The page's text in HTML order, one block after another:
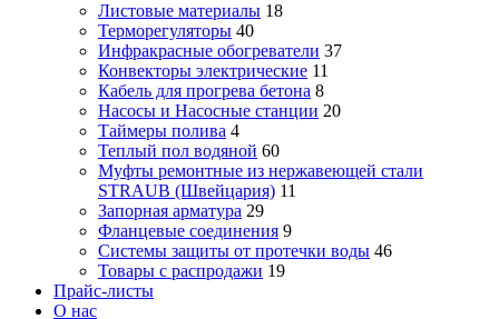
Листовые материалы 18
Терморегуляторы 40
Инфракрасные обогреватели 37
Конвекторы электрические 11
Кабель для прогрева бетона 8
Насосы и Насосные станции 20
Таймеры полива 4
Теплый пол водяной 60
Муфты ремонтные из нержавеющей стали
STRAUB (Швейцария) 11
Запорная арматура 29
Фланцевые соединения 9
Системы защиты от протечки воды 46
Товары с распродажи 19
Прайс-листы
О нас